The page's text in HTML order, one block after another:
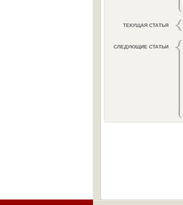
ТЕКУЩАЯ СТАТЬЯ
СЛЕДУЮЩИЕ СТАТЬИ